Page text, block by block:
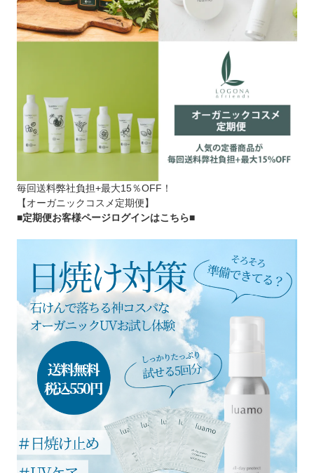
毎回送料弊社負担+最大15％OFF！
【オーガニックコスメ定期便】
■定期便お客様ページログインはこちら■